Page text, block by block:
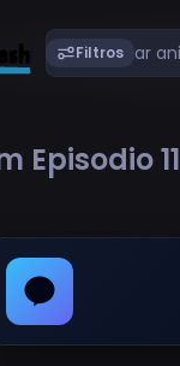
Filtros
Episodio 11